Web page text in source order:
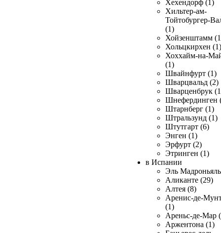
Хехендорф (1)
Хильтер-ам-
Тойтобургер-
(1)
Хойзенштамм
Хольцкирхен (1)
Хоххайм-на-
(1)
Швайнфурт (1)
Шварцвальд (2)
Шварценбрук
Шнефердинген
Штарнберг (1)
Штральзунд (1)
Штутгарт (6)
Энген (1)
Эрфурт (2)
Этринген (1)
в Испании
Эль
Аликанте (29)
Алтея (8)
Аренис-де-
(1)
Ареньс-де-Мар
Аржентона (1)